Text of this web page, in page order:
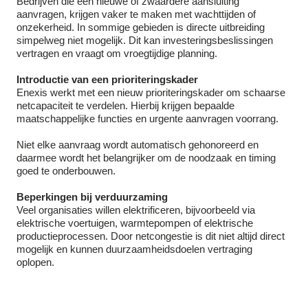
aanvragen, krijgen vaker te maken met wachttijden of
onzekerheid. In sommige gebieden is directe uitbreiding
simpelweg niet mogelijk. Dit kan investeringsbeslissingen
vertragen en vraagt om vroegtijdige planning.
Introductie van een prioriteringskader
Enexis werkt met een nieuw prioriteringskader om schaarse
netcapaciteit te verdelen. Hierbij krijgen bepaalde
maatschappelijke functies en urgente aanvragen voorrang.
Niet elke aanvraag wordt automatisch gehonoreerd en
daarmee wordt het belangrijker om de noodzaak en timing
goed te onderbouwen.
Beperkingen bij verduurzaming
Veel organisaties willen elektrificeren, bijvoorbeeld via
elektrische voertuigen, warmtepompen of elektrische
productieprocessen. Door netcongestie is dit niet altijd direct
mogelijk en kunnen duurzaamheidsdoelen vertraging
oplopen.